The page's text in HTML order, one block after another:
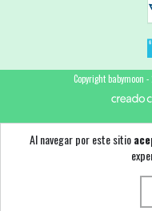
Al navegar por este sitio
Copyright babymoon